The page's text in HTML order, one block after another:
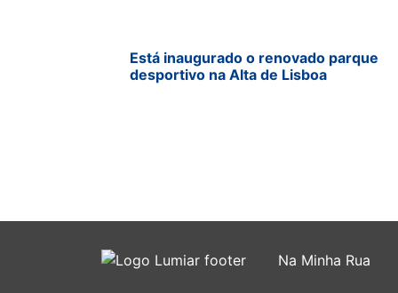
Está inaugurado o renovado parque
desportivo na Alta de Lisboa
Na Minha Rua